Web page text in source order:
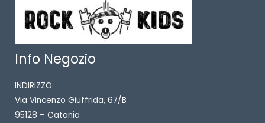
Info Negozio
INDIRIZZO
Via Vincenzo Giuffrida, 67/B
95128 – Catania